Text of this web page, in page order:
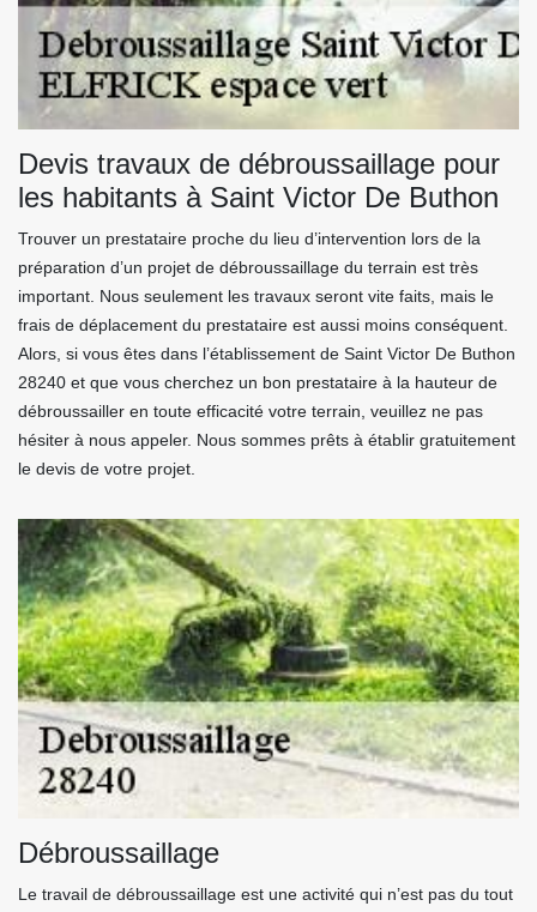
Devis travaux de débroussaillage pour
les habitants à Saint Victor De Buthon
Trouver un prestataire proche du lieu d’intervention lors de la
préparation d’un projet de débroussaillage du terrain est très
important. Nous seulement les travaux seront vite faits, mais le
frais de déplacement du prestataire est aussi moins conséquent.
Alors, si vous êtes dans l’établissement de Saint Victor De Buthon
28240 et que vous cherchez un bon prestataire à la hauteur de
débroussailler en toute efficacité votre terrain, veuillez ne pas
hésiter à nous appeler. Nous sommes prêts à établir gratuitement
le devis de votre projet.
Débroussaillage
Le travail de débroussaillage est une activité qui n’est pas du tout